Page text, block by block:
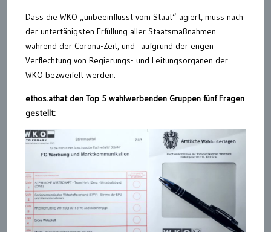
Dass die WKO „unbeeinflusst vom Staat“ agiert, muss nach
der untertänigsten Erfüllung aller Staatsmaßnahmen
während der Corona-Zeit, und aufgrund der engen
Verflechtung von Regierungs- und Leitungsorganen der
WKO bezweifelt werden.
ethos.athat den Top 5 wahlwerbenden Gruppen fünf Fragen
gestellt: